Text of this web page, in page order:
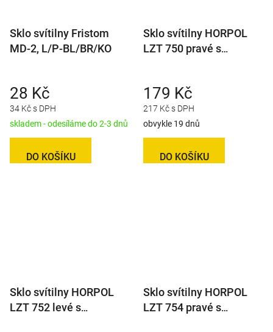
Sklo svítilny Fristom
MD-2, L/P-BL/BR/KO
34 Kč s DPH
28 Kč
skladem - odesíláme do 2-3 dnů
DO KOŠÍKU
Sklo svítilny HORPOL
LZT 750 pravé s
217 Kč s DPH
179 Kč
obvykle 19 dnů
DO KOŠÍKU
Sklo svítilny HORPOL
LZT 752 levé s
Sklo svítilny HORPOL
LZT 754 pravé s